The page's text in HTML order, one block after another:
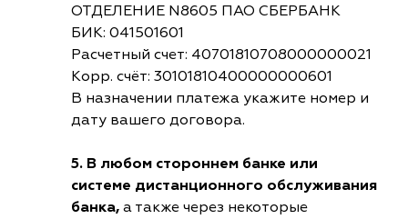
ОТДЕЛЕНИЕ N8605 ПАО СБЕРБАНК
БИК: 041501601
Расчетный счет: 40701810708000000021
Корр. счёт: 30101810400000000601
В назначении платежа укажите номер и
дату вашего договора.
5. В любом стороннем банке или
системе дистанционного обслуживания
банка, а также через некоторые